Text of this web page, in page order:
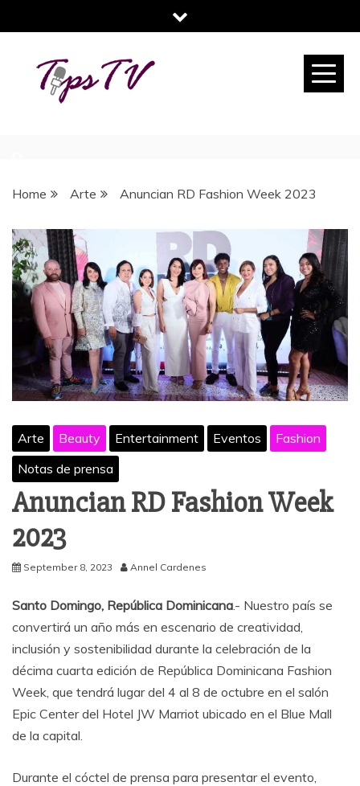
to
Home Arte Anuncian RD Fashion Week 2023
Arte Beauty Entertainment Eventos
Fashion
Notas de prensa
Anuncian RD Fashion Week
2023
September 8, 2023 Annel Cardenes
Santo Domingo, República Dominicana.- Nuestro país se
convertirá un año más en escenario de creatividad,
inclusión y sostenibilidad durante la celebración de la
décima cuarta edición de República Dominicana Fashion
Week, que tendrá lugar del 4 al 8 de octubre en el salón
Epic Center del Hotel JW Marriot ubicado en el Blue Mall
de la capital.
Durante el cóctel de prensa para presentar el evento,